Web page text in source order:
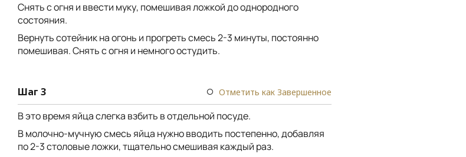
Снять с огня и ввести муку, помешивая ложкой до однородного
состояния.
Вернуть сотейник на огонь и прогреть смесь 2-3 минуты, постоянно
помешивая. Снять с огня и немного остудить.
Шаг 3 Отметить как Завершенное
В это время яйца слегка взбить в отдельной посуде.
В молочно-мучную смесь яйца нужно вводить постепенно, добавляя
по 2-3 столовые ложки, тщательно смешивая каждый раз.